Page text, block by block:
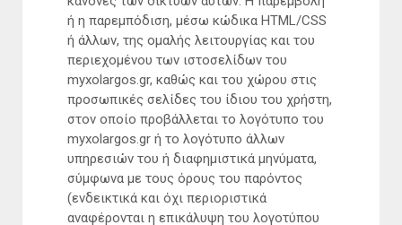
ή η παρεμπόδιση, μέσω κώδικα HTML/CSS
ή άλλων, της ομαλής λειτουργίας και του
περιεχομένου των ιστοσελίδων του
myxolargos.gr, καθώς και του χώρου στις
προσωπικές σελίδες του ίδιου του χρήστη,
στον οποίο προβάλλεται το λογότυπο του
myxolargos.gr ή το λογότυπο άλλων
υπηρεσιών του ή διαφημιστικά μηνύματα,
σύμφωνα με τους όρους του παρόντος
(ενδεικτικά και όχι περιοριστικά
αναφέρονται η επικάλυψη του λογοτύπου